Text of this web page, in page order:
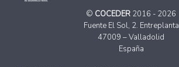
© COCEDER 2016 - 2026
Fuente El Sol, 2. Entreplanta
47009 – Valladolid
España